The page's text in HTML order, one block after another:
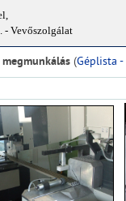
- Vevőszolgálat
(Géplista